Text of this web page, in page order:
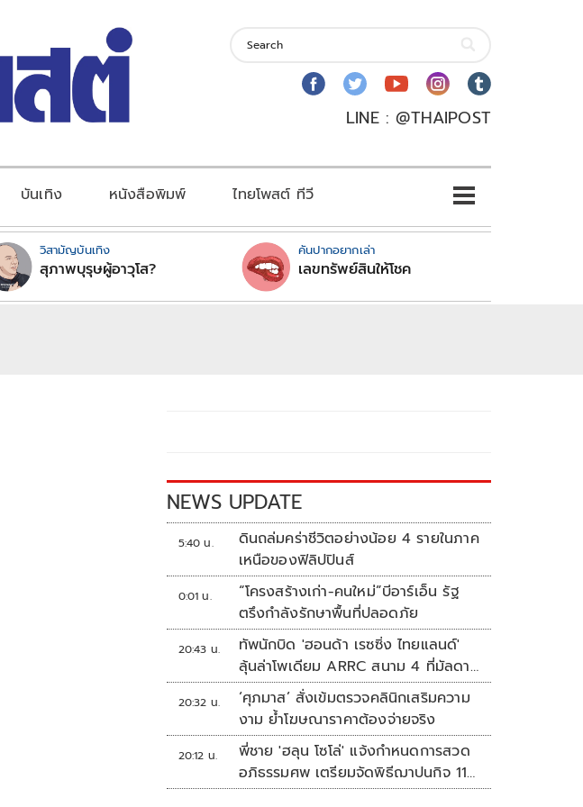
LINE : @THAIPOST
บันเทิง หนังสือพิมพ์ ไทยโพสต์ ทีวี
วิสามัญบันเทิง
สุภาพบุรุษผู้อาวุโส?
คันปากอยากเล่า
เลขทรัพย์สินให้โชค
NEWS UPDATE
5:40 น.
ดินถล่มคร่าชีวิตอย่างน้อย 4 รายในภาค
เหนือของฟิลิปปินส์
0:01 น.
“โครงสร้างเก่า-คนใหม่”บีอาร์เอ็น รัฐ
ตรึงกำลังรักษาพื้นที่ปลอดภัย
20:43 น.
ทัพนักบิด 'ฮอนด้า เรซซิ่ง ไทยแลนด์'
ลุ้นล่าโพเดียม ARRC สนาม 4 ที่มัลดาลิ
กา
20:32 น.
‘ศุภมาส’ สั่งเข้มตรวจคลินิกเสริมความ
งาม ย้ำโฆษณาราคาต้องจ่ายจริง
20:12 น.
พี่ชาย 'ฮลุน โซโล่' แจ้งกำหนดการสวด
อภิธรรมศพ เตรียมจัดพิธีฌาปนกิจ 11
ส.ค.